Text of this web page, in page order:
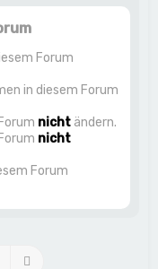
Forum
in diesem Forum
nicht ändern.
nicht
Forum
Suche